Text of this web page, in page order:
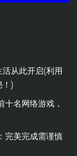
从此开启(利用
！)
名网络游戏，
完美完成需谨慎